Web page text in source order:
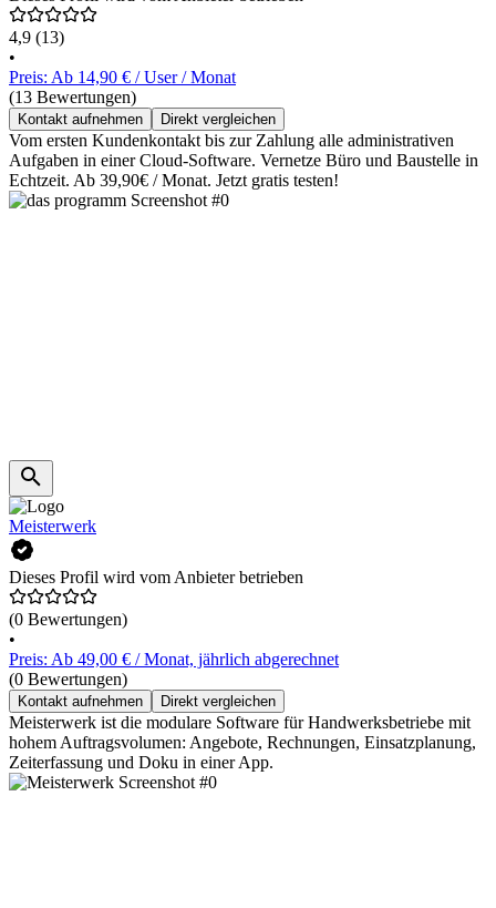
4,9 (13)
•
Preis: Ab 14,90 € / User / Monat
(13 Bewertungen)
Kontakt aufnehmen Direkt vergleichen
Vom ersten Kundenkontakt bis zur Zahlung alle administrativen
Aufgaben in einer Cloud-Software. Vernetze Büro und Baustelle in
Echtzeit. Ab 39,90€ / Monat. Jetzt gratis testen!
Meisterwerk
Dieses Profil wird vom Anbieter betrieben
(0 Bewertungen)
•
Preis: Ab 49,00 € / Monat, jährlich abgerechnet
(0 Bewertungen)
Kontakt aufnehmen Direkt vergleichen
Meisterwerk ist die modulare Software für Handwerksbetriebe mit
hohem Auftragsvolumen: Angebote, Rechnungen, Einsatzplanung,
Zeiterfassung und Doku in einer App.